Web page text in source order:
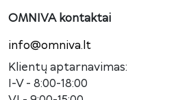
OMNIVA kontaktai
info@omniva.lt
Klientų aptarnavimas:
I-V - 8:00-18:00